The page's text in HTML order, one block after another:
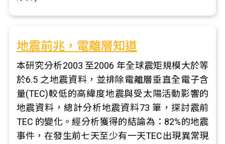
地震前兆，電離層知道
本研究分析2003 至2006 年全球震矩規模大於等
於6.5 之地震資料，並排除電離層垂直全電子含
量(TEC)較低的高緯度地震與受太陽活動影響的
地震資料，總計分析地震資料73 筆，探討震前
TEC 的變化。經分析獲得的結論為：82%的地震
事件，在發生前七天至少有一天TEC出現異常現